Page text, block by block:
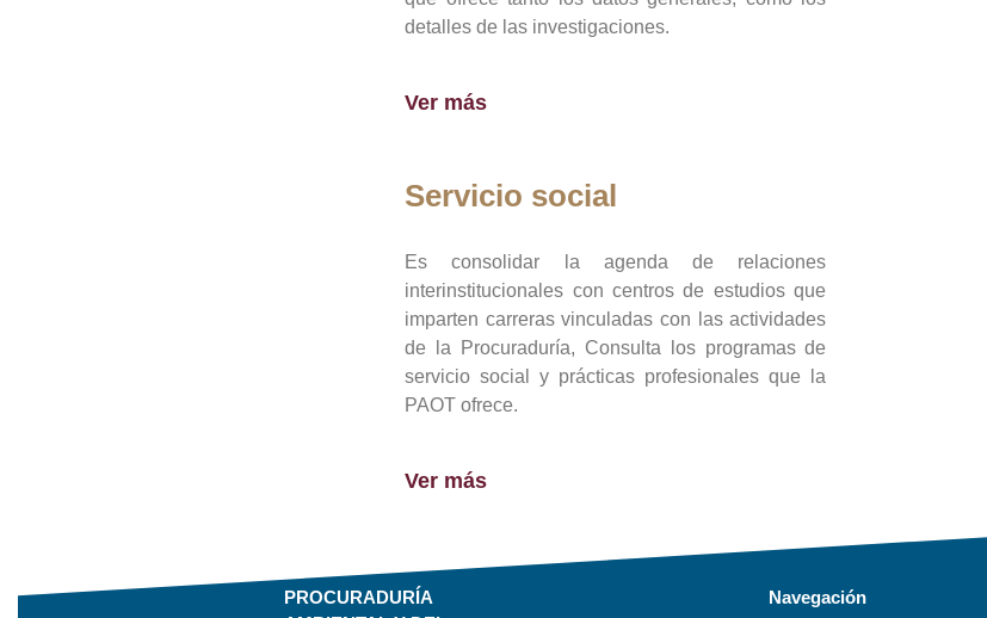
detalles de las investigaciones.
Ver más
Servicio social
Es consolidar la agenda de relaciones
interinstitucionales con centros de estudios que
imparten carreras vinculadas con las actividades
de la Procuraduría, Consulta los programas de
servicio social y prácticas profesionales que la
PAOT ofrece.
Ver más
PROCURADURÍA
Navegación